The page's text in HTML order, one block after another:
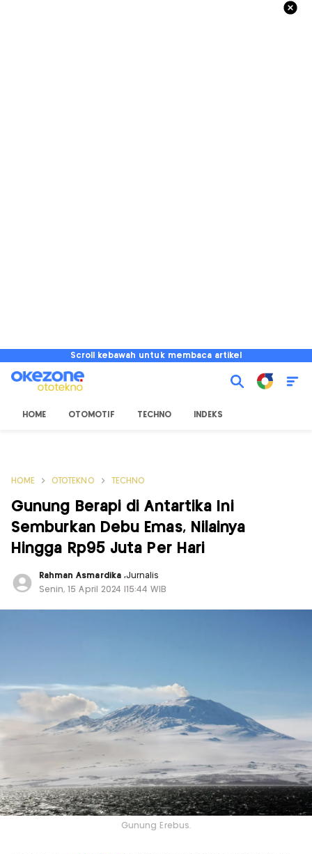
Scroll kebawah untuk membaca artikel
HOME OTOMOTIF TECHNO INDEKS
HOME OTOTEKNO TECHNO
Gunung Berapi di Antartika Ini
Semburkan Debu Emas, Nilainya
Hingga Rp95 Juta Per Hari
Rahman Asmardika ,Jurnalis
Senin, 15 April 2024 |15:44 WIB
Gunung Erebus.